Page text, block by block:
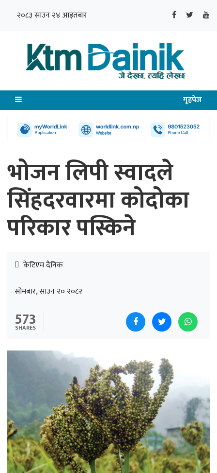
२०८३ साउन २४ आइतबार
गृहपेज
भोजन लिपी स्वादले
सिंहदरवारमा कोदोका
परिकार पस्किने
केटिएम दैनिक
सोमबार, साउन २० २०८२
573
SHARES